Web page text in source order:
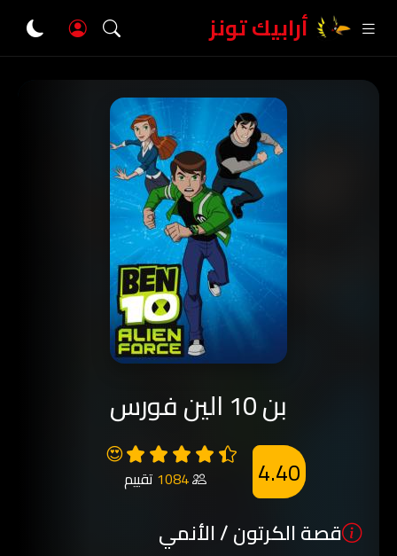
أرابيك تونز
بن 10 الين فورس
😍
1084 تقييم 4.40
قصة الكرتون / الأنمي